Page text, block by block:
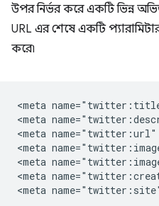
উপর নির্ভর করে একটি ভিন্ন
URL এর শেষে একটি
করে৷
<meta
<meta
<meta
<meta
<meta
<meta